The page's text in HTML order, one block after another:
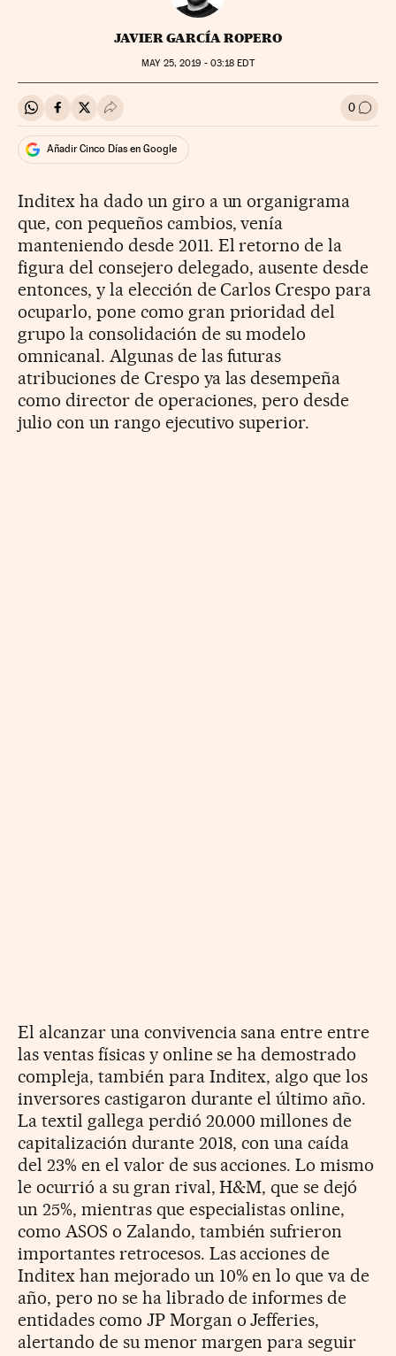
JAVIER GARCÍA ROPERO
MAY25, 2019 - 03:18 EDT
Compartir en Whatsapp
Compartir en Facebook
Compartir en Twitter
Desplegar Redes Sociales 0 Ir a
Añadir Cinco Días en Google
Inditex ha dado un giro a un organigrama
que, con pequeños cambios, venía
manteniendo desde 2011. El retorno de la
figura del consejero delegado, ausente desde
entonces, y la elección de Carlos Crespo para
ocuparlo, pone como gran prioridad del
grupo la consolidación de su modelo
omnicanal. Algunas de las futuras
atribuciones de Crespo ya las desempeña
como director de operaciones, pero desde
julio con un rango ejecutivo superior.
El alcanzar una convivencia sana entre entre
las ventas físicas y online se ha demostrado
compleja, también para Inditex, algo que los
inversores castigaron durante el último año.
La textil gallega perdió 20.000 millones de
capitalización durante 2018, con una caída
del 23% en el valor de sus acciones. Lo mismo
le ocurrió a su gran rival, H&M, que se dejó
un 25%, mientras que especialistas online,
como ASOS o Zalando, también sufrieron
importantes retrocesos. Las acciones de
Inditex han mejorado un 10% en lo que va de
año, pero no se ha librado de informes de
entidades como JP Morgan o Jefferies,
alertando de su menor margen para seguir